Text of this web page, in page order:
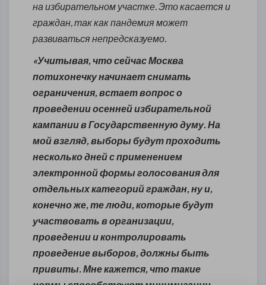
на избирательном участке. Это касается и
граждан, так как пандемия может
развиваться непредсказуемо.
«Учитывая, что сейчас Москва
потихонечку начинает снимать
ограничения, встает вопрос о
проведении осенней избирательной
кампании в Государственную думу. На
мой взгляд, выборы будут проходить
несколько дней с применением
электронной формы голосования для
отдельных категорий граждан, ну и,
конечно же, те люди, которые будут
участвовать в организации,
проведении и контролировать
проведение выборов, должны быть
привиты. Мне кажется, что такие